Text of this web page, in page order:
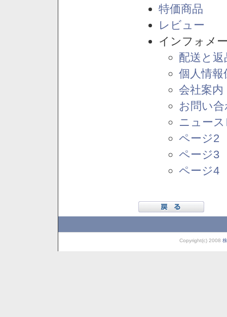
特価商品
レビュー
インフォメ
配送と
個人情報
会社案内
お問い
ニュー
ページ2
ページ3
ページ4
Copyright(c) 2008